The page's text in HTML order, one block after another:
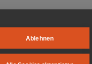
Ablehnen